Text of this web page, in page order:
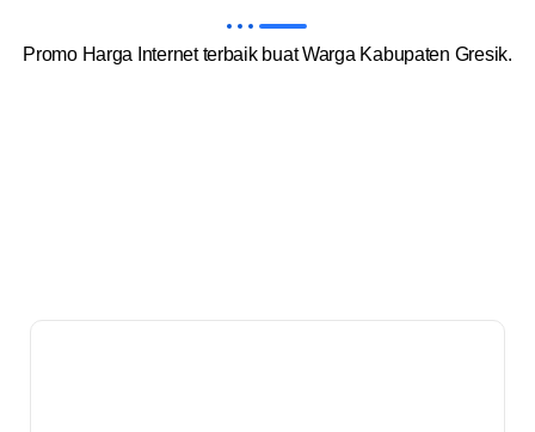
Promo Harga Internet terbaik buat Warga Kabupaten Gresik.